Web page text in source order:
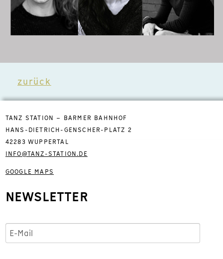
zurück
TANZ STATION – BARMER BAHNHOF
HANS-DIETRICH-GENSCHER-PLATZ 2
42283 WUPPERTAL
INFO@TANZ-STATION.DE
GOOGLE MAPS
NEWSLETTER